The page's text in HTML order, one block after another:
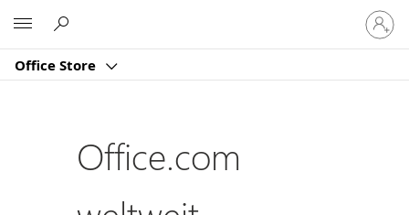
Office Store
Bei
Ihrem
Konto
Office.com